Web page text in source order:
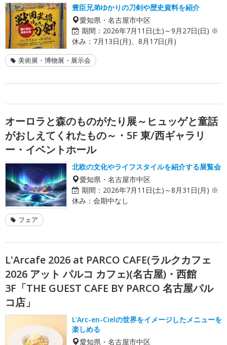
豊臣兄弟ゆかりの刀剣や歴史資料を紹介
愛知県・名古屋市中区
期間： 2026年7月11日(土)～9月27日(日) ※
休み：7月13日(月)、8月17日(月)
美術展・博物展・展示会
オーロラと森のものがたり展～ヒュッゲと童話
がおしえてくれたもの～・5F 東/西ギャラリ
ー・イベントホール
北欧の文化やライフスタイルを紹介する展覧会
愛知県・名古屋市中区
期間： 2026年7月11日(土)～8月31日(月) ※
休み：会期中なし
フェア
L'Arcafe 2026 at PARCO CAFE(ラルクカフェ
2026 アット パルコ カフェ)(名古屋)・西館
3F「THE GUEST CAFE BY PARCO 名古屋パル
コ店」
L'Arc-en-Cielの世界をイメージしたメニューを
楽しめる
愛知県・名古屋市中区